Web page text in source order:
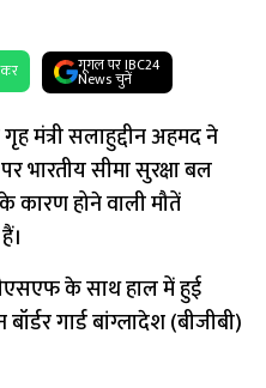
गूगल पर IBC24
News चुनें
मंत्री सलाहुद्दीन अहमद ने
भारतीय सीमा सुरक्षा बल
कारण होने वाली मौतें
के साथ हाल में हुई
गार्ड बांग्लादेश (बीजीबी)